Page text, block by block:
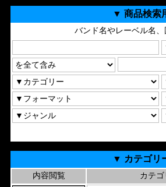
▼ 商品検索
バンド名やレーベル名
▼ カテゴリ
内容閲覧 カテゴ